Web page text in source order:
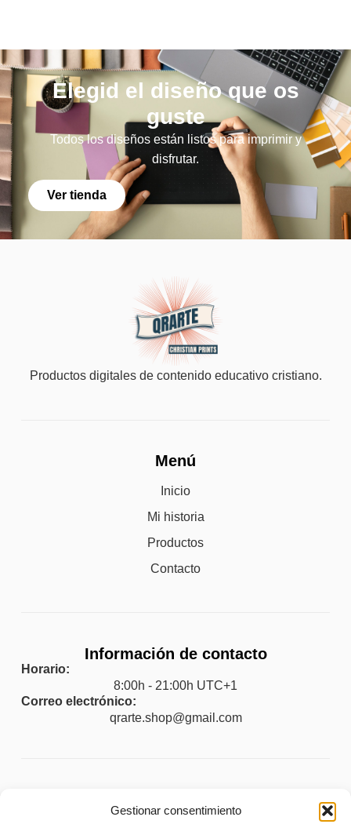
Gestionar consentimiento
Elegid el diseño que os
guste
Todos los diseños están listos para imprimir y
disfrutar.
Ver tienda
Productos digitales de contenido educativo cristiano.
Menú
Inicio
Mi historia
Productos
Contacto
Información de contacto
Horario:
8:00h - 21:00h UTC+1
Correo electrónico:
qrarte.shop@gmail.com